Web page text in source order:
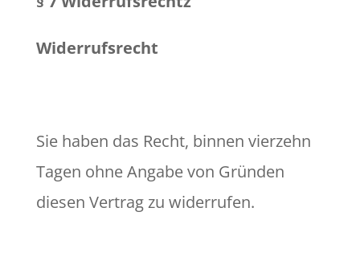
Widerrufsrecht
Sie haben das Recht, binnen vierzehn
Tagen ohne Angabe von Gründen
diesen Vertrag zu widerrufen.